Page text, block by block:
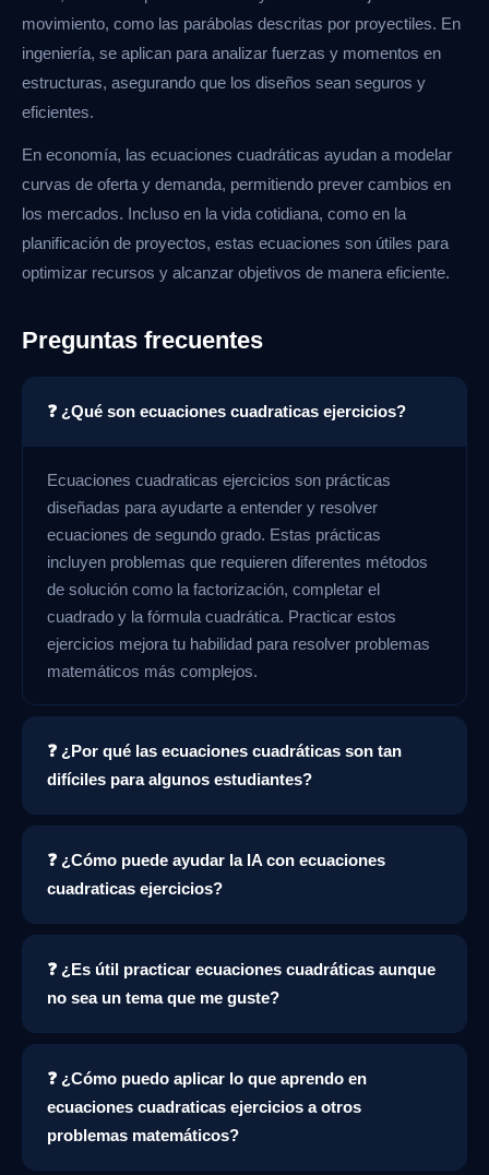
movimiento, como las parábolas descritas por proyectiles. En
ingeniería, se aplican para analizar fuerzas y momentos en
estructuras, asegurando que los diseños sean seguros y
eficientes.
En economía, las ecuaciones cuadráticas ayudan a modelar
curvas de oferta y demanda, permitiendo prever cambios en
los mercados. Incluso en la vida cotidiana, como en la
planificación de proyectos, estas ecuaciones son útiles para
optimizar recursos y alcanzar objetivos de manera eficiente.
Preguntas frecuentes
❓ ¿Qué son ecuaciones cuadraticas ejercicios?
Ecuaciones cuadraticas ejercicios son prácticas
diseñadas para ayudarte a entender y resolver
ecuaciones de segundo grado. Estas prácticas
incluyen problemas que requieren diferentes métodos
de solución como la factorización, completar el
cuadrado y la fórmula cuadrática. Practicar estos
ejercicios mejora tu habilidad para resolver problemas
matemáticos más complejos.
❓ ¿Por qué las ecuaciones cuadráticas son tan
difíciles para algunos estudiantes?
❓ ¿Cómo puede ayudar la IA con ecuaciones
cuadraticas ejercicios?
❓ ¿Es útil practicar ecuaciones cuadráticas aunque
no sea un tema que me guste?
❓ ¿Cómo puedo aplicar lo que aprendo en
ecuaciones cuadraticas ejercicios a otros
problemas matemáticos?